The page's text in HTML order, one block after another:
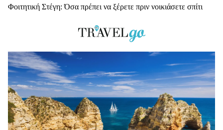
Φοιτητική Στέγη: Όσα πρέπει να ξέρετε πριν νοικιάσετε σπίτι